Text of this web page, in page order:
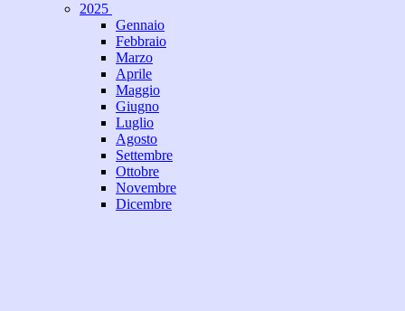
2025
Gennaio
Febbraio
Marzo
Aprile
Maggio
Giugno
Luglio
Agosto
Settembre
Ottobre
Novembre
Dicembre